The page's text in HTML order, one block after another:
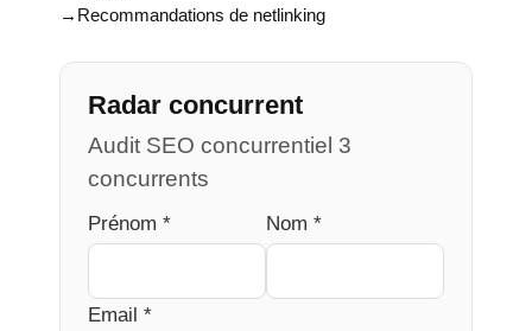
Recommandations de netlinking
Radar concurrent
Audit SEO concurrentiel 3
concurrents
Prénom * Nom *
Email *